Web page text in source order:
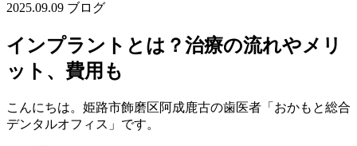
2025.09.09 ブログ
インプラントとは？治療の流れやメリ
ット、費用も
こんにちは。姫路市飾磨区阿成鹿古の歯医者「おかもと総合
デンタルオフィス」です。